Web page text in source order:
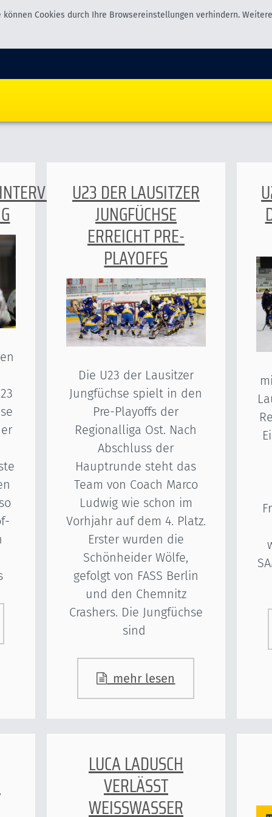
Cookies durch Ihre Browsereinstellungen verhindern.
U23 DER LAUSITZER
JUNGFÜCHSE
ERREICHT PRE-
PLAYOFFS
Die U23 der Lausitzer
Jungfüchse spielt in den
Pre-Playoffs der
Regionalliga Ost. Nach
Abschluss der
Hauptrunde steht das
Team von Coach Marco
Ludwig wie schon im
Vorhjahr auf dem 4. Platz.
Erster wurden die
Schönheider Wölfe,
gefolgt von FASS Berlin
und den Chemnitz
Crashers. Die Jungfüchse
sind
mehr lesen
LUCA LADUSCH
VERLÄSST
WEISSWASSER